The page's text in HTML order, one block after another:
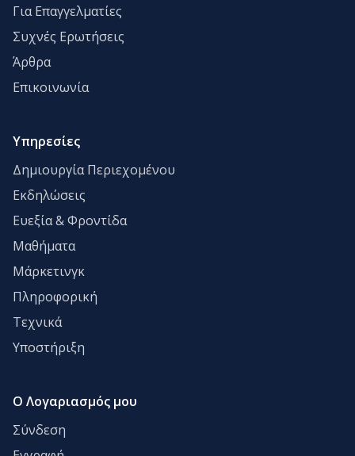
Για Επαγγελματίες
Συχνές Ερωτήσεις
Άρθρα
Επικοινωνία
Υπηρεσίες
Δημιουργία Περιεχομένου
Εκδηλώσεις
Ευεξία & Φροντίδα
Μαθήματα
Μάρκετινγκ
Πληροφορική
Τεχνικά
Υποστήριξη
Ο Λογαριασμός μου
Σύνδεση